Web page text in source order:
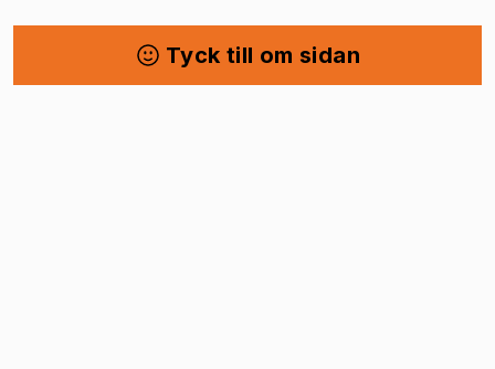
Tyck till om sidan